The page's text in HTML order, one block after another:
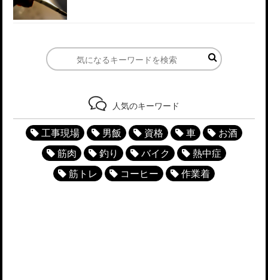
人気のキーワード
工事現場 男飯 資格 車
お酒
筋肉
釣り バイク
熱中症
筋トレ
コーヒー 作業着